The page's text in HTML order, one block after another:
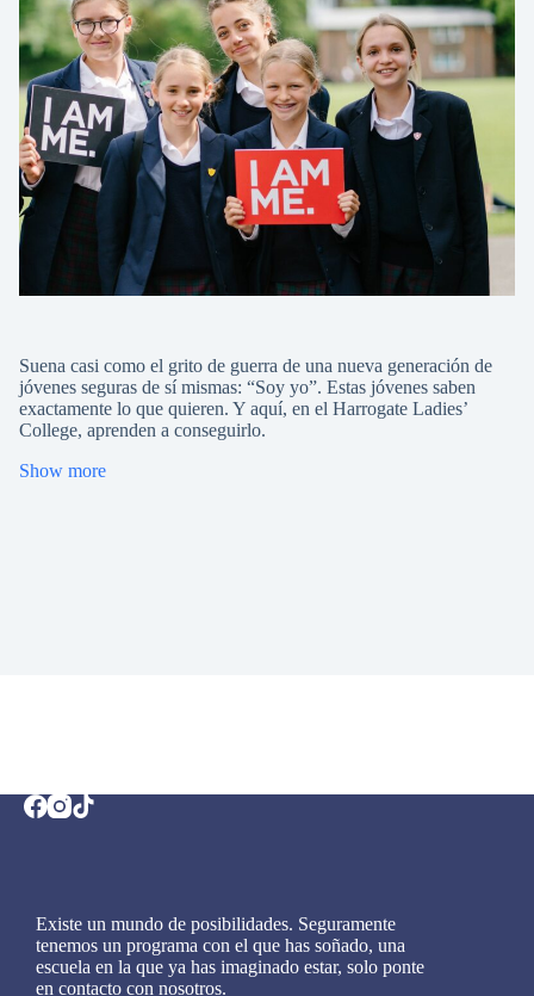
Suena casi como el grito de guerra de una nueva generación de
jóvenes seguras de sí mismas: “Soy yo”. Estas jóvenes saben
exactamente lo que quieren. Y aquí, en el Harrogate Ladies’
College, aprenden a conseguirlo.
Show more
Existe un mundo de posibilidades. Seguramente
tenemos un programa con el que has soñado, una
escuela en la que ya has imaginado estar, solo ponte
en contacto con nosotros.